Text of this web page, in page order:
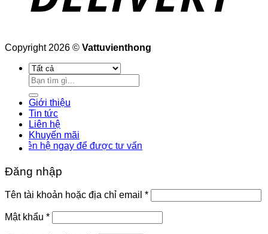
Copyright 2026 © Vattuvienthong
Tìm
kiếm:
Giới thiệu
Tin tức
Liên hệ
Khuyến mãi
hệ ngay để được tư vấn
Đăng nhập
Tên tài khoản hoặc địa chỉ email *Bắt
buộc
Mật khẩu *Bắt
buộc